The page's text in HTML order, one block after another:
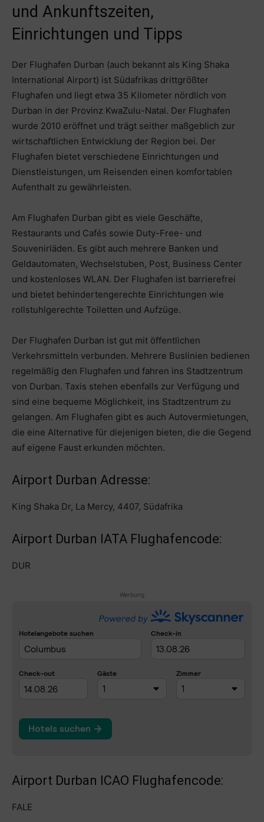
und Ankunftszeiten,
Einrichtungen und Tipps
Der Flughafen Durban (auch bekannt als King Shaka
International Airport) ist Südafrikas drittgrößter
Flughafen und liegt etwa 35 Kilometer nördlich von
Durban in der Provinz KwaZulu-Natal. Der Flughafen
wurde 2010 eröffnet und trägt seither maßgeblich zur
wirtschaftlichen Entwicklung der Region bei. Der
Flughafen bietet verschiedene Einrichtungen und
Dienstleistungen, um Reisenden einen komfortablen
Aufenthalt zu gewährleisten.
Am Flughafen Durban gibt es viele Geschäfte,
Restaurants und Cafés sowie Duty-Free- und
Souvenirläden. Es gibt auch mehrere Banken und
Geldautomaten, Wechselstuben, Post, Business Center
und kostenloses WLAN. Der Flughafen ist barrierefrei
und bietet behindertengerechte Einrichtungen wie
rollstuhlgerechte Toiletten und Aufzüge.
Der Flughafen Durban ist gut mit öffentlichen
Verkehrsmitteln verbunden. Mehrere Buslinien bedienen
regelmäßig den Flughafen und fahren ins Stadtzentrum
von Durban. Taxis stehen ebenfalls zur Verfügung und
sind eine bequeme Möglichkeit, ins Stadtzentrum zu
gelangen. Am Flughafen gibt es auch Autovermietungen,
die eine Alternative für diejenigen bieten, die die Gegend
auf eigene Faust erkunden möchten.
Airport Durban Adresse:
King Shaka Dr, La Mercy, 4407, Südafrika
Airport Durban IATA Flughafencode:
DUR
Werbung
Airport Durban ICAO Flughafencode:
FALE